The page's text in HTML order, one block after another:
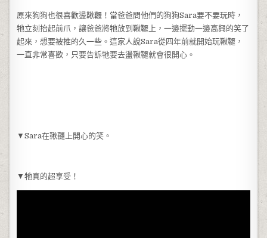
原來狗狗也很喜歡盪鞦韆！當爸爸問他們的狗狗Sara要不要玩時，
牠立刻抬起前爪，讓爸爸將牠放到鞦韆上，一邊擺動一邊高興的笑了
起來，想要被推的久一些。這家人說Sara從四年前就開始玩鞦韆，
一直非常喜歡，只要告訴牠要去盪鞦韆就會很開心。
▼Sara在鞦韆上開心的笑。
▼牠真的超享受！